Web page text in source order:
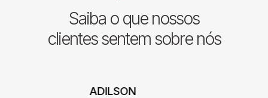
Saiba o que nossos
clientes sentem sobre nós
ADILSON